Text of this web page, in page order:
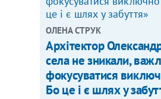
ОЛЕНА СТРУК
Архітектор
села не зникали,
фокусуватися
Бо це і є шлях у